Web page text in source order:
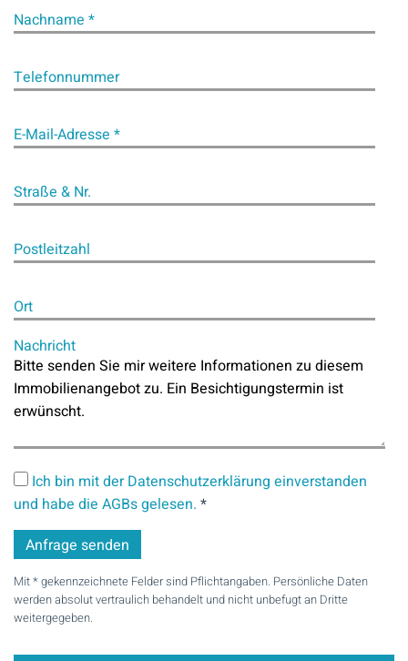
Nachname *
Telefonnummer
E-Mail-Adresse *
Straße & Nr.
Postleitzahl
Ort
Nachricht
Ich bin mit der Datenschutzerklärung einverstanden
und habe die AGBs gelesen. *
Mit * gekennzeichnete Felder sind Pflichtangaben. Persönliche Daten
werden absolut vertraulich behandelt und nicht unbefugt an Dritte
weitergegeben.